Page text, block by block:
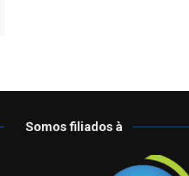
Somos filiados à